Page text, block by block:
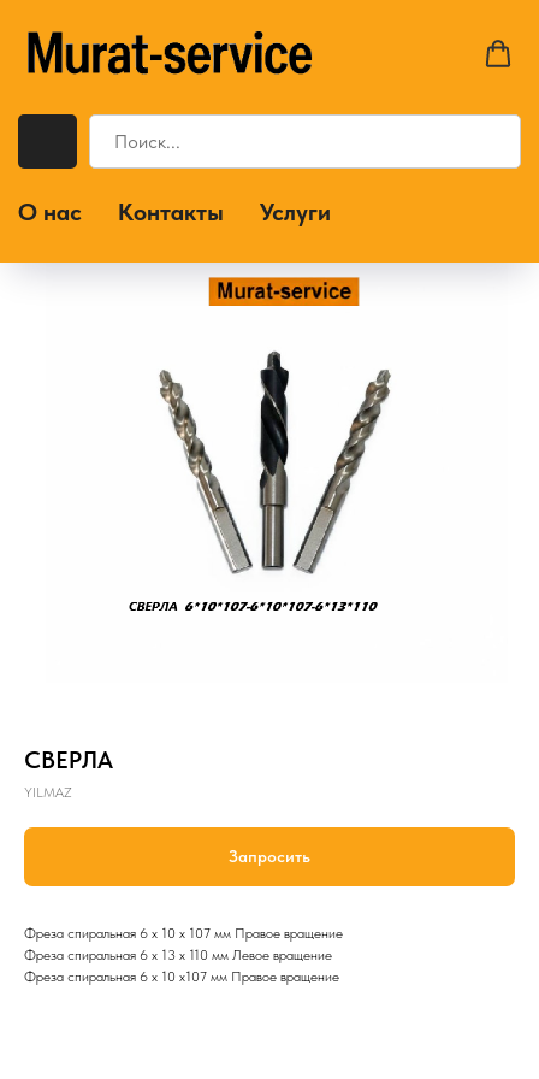
О нас Контакты Услуги
СВЕРЛА
YILMAZ
Запросить
Фреза спиральная 6 x 10 x 107 мм Правое вращение
Фреза спиральная 6 x 13 x 110 мм Левое вращение
Фреза спиральная 6 x 10 x107 мм Правое вращение